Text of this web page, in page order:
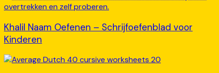
Khalil Naam Oefenen – Schrijfoefenblad voor
Kinderen